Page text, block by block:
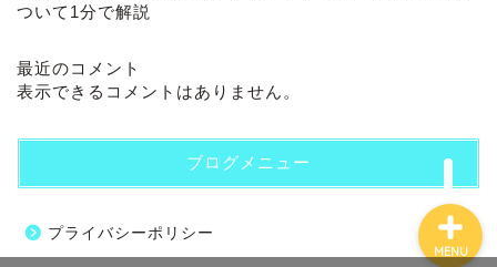
ついて1分で解説
最近のコメント
表示できるコメントはありません。
ブログメニュー
プライバシーポリシー
MENU
お問い合わせ